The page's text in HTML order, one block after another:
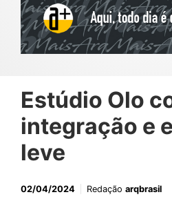
Estúdio Olo
integração e
leve
02/04/2024 Redação arqbrasil